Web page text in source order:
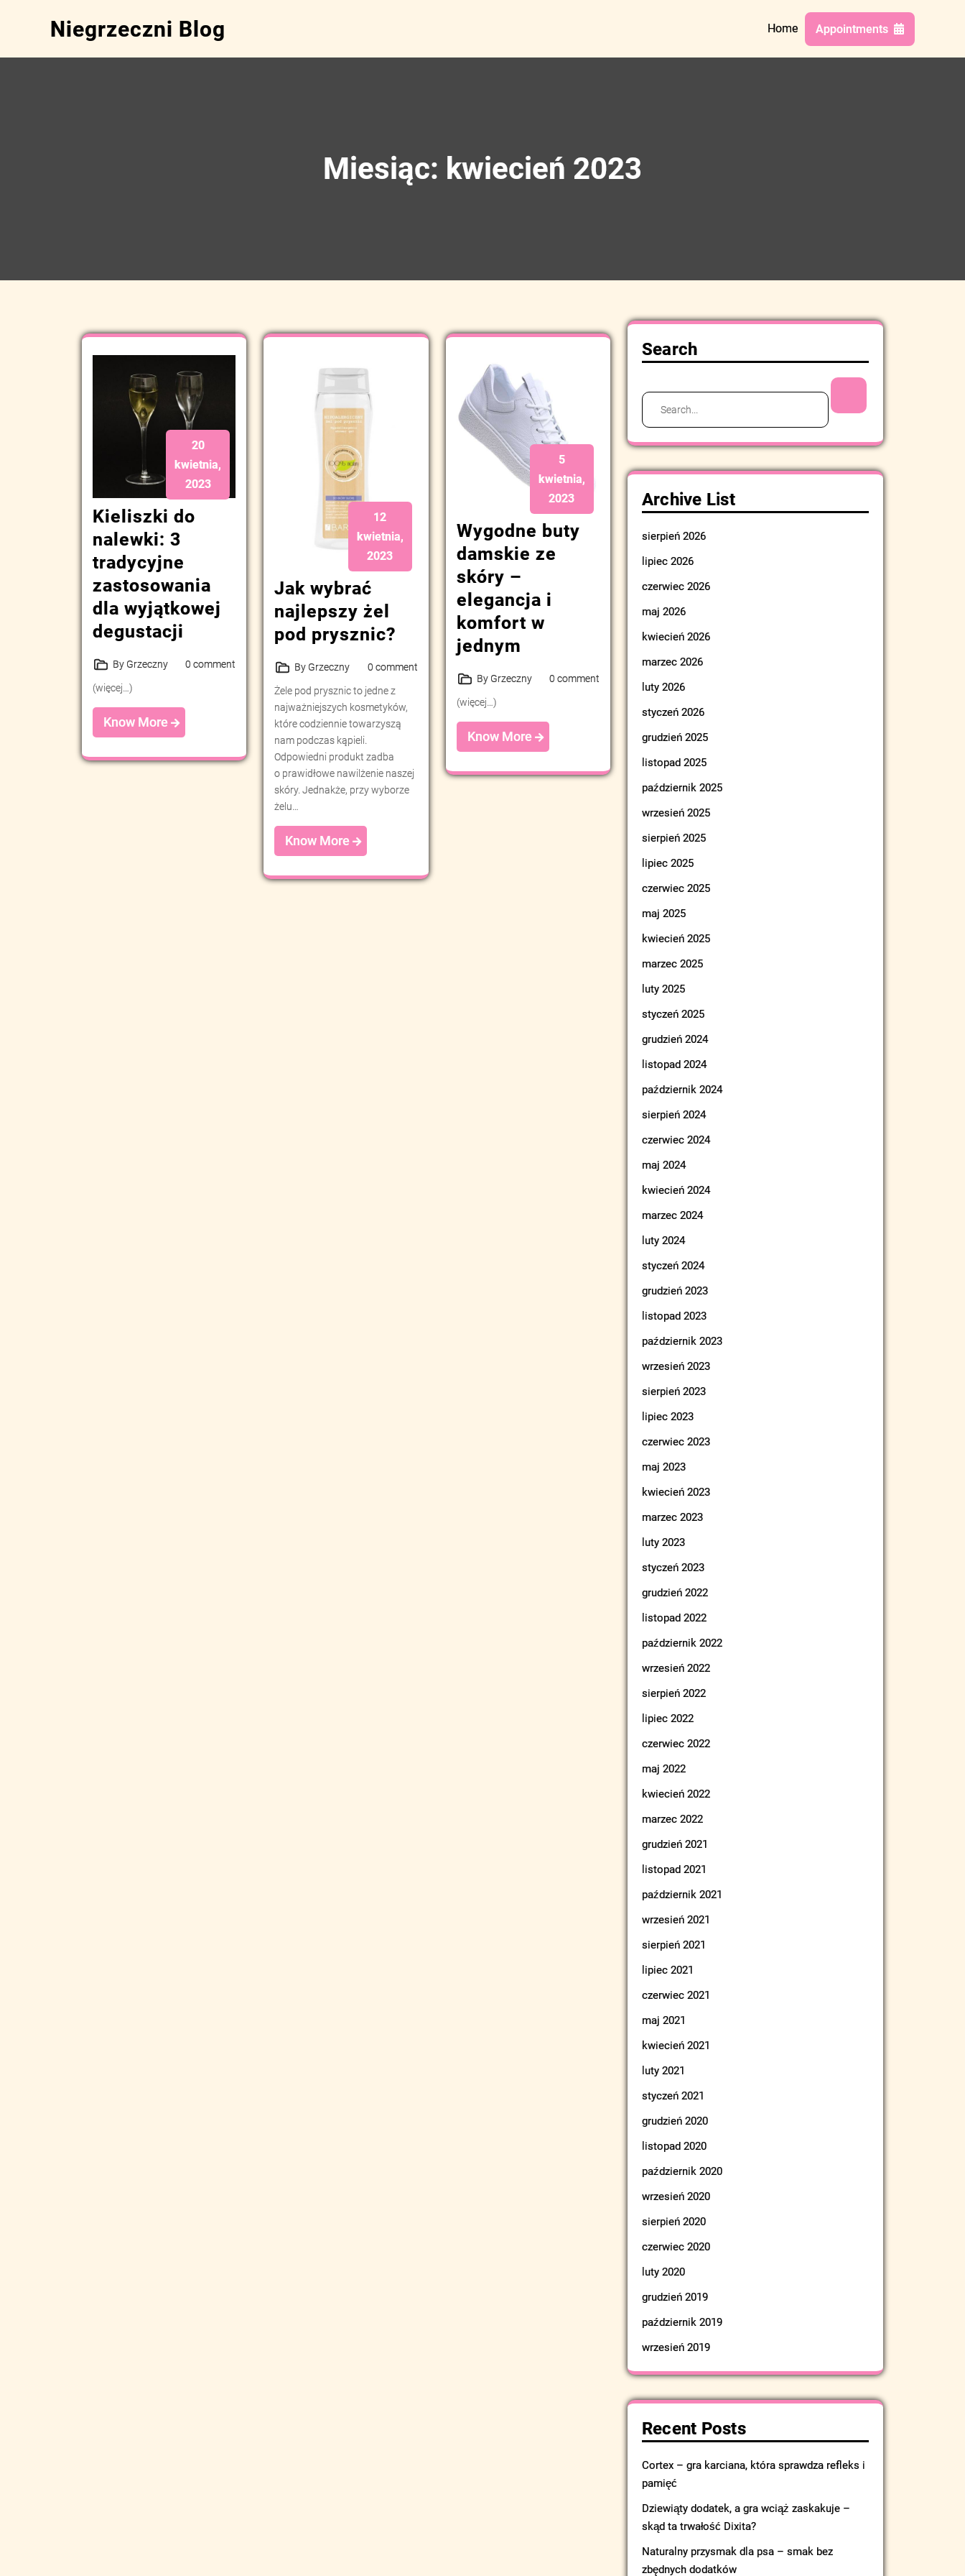
Niegrzeczni Blog Home Appointments
Miesiąc: kwiecień 2023
20
kwietnia,
2023
Kieliszki do
nalewki: 3
tradycyjne
zastosowania
dla wyjątkowej
degustacji
By Grzeczny 0 comment
(więcej…)
Know More
12
kwietnia,
2023
Jak wybrać
najlepszy żel
pod prysznic?
By Grzeczny 0 comment
Żele pod prysznic to jedne z
najważniejszych kosmetyków,
które codziennie towarzyszą
nam podczas kąpieli.
Odpowiedni produkt zadba
o prawidłowe nawilżenie naszej
skóry. Jednakże, przy wyborze
żelu…
Know More
5
kwietnia,
2023
Wygodne buty
damskie ze
skóry –
elegancja i
komfort w
jednym
By Grzeczny 0 comment
(więcej…)
Know More
Search
Search
Archive List
sierpień 2026
lipiec 2026
czerwiec 2026
maj 2026
kwiecień 2026
marzec 2026
luty 2026
styczeń 2026
grudzień 2025
listopad 2025
październik 2025
wrzesień 2025
sierpień 2025
lipiec 2025
czerwiec 2025
maj 2025
kwiecień 2025
marzec 2025
luty 2025
styczeń 2025
grudzień 2024
listopad 2024
październik 2024
sierpień 2024
czerwiec 2024
maj 2024
kwiecień 2024
marzec 2024
luty 2024
styczeń 2024
grudzień 2023
listopad 2023
październik 2023
wrzesień 2023
sierpień 2023
lipiec 2023
czerwiec 2023
maj 2023
kwiecień 2023
marzec 2023
luty 2023
styczeń 2023
grudzień 2022
listopad 2022
październik 2022
wrzesień 2022
sierpień 2022
lipiec 2022
czerwiec 2022
maj 2022
kwiecień 2022
marzec 2022
grudzień 2021
listopad 2021
październik 2021
wrzesień 2021
sierpień 2021
lipiec 2021
czerwiec 2021
maj 2021
kwiecień 2021
luty 2021
styczeń 2021
grudzień 2020
listopad 2020
październik 2020
wrzesień 2020
sierpień 2020
czerwiec 2020
luty 2020
grudzień 2019
październik 2019
wrzesień 2019
Recent Posts
Cortex – gra karciana, która sprawdza refleks i
pamięć
Dziewiąty dodatek, a gra wciąż zaskakuje –
skąd ta trwałość Dixita?
Naturalny przysmak dla psa – smak bez
zbędnych dodatków